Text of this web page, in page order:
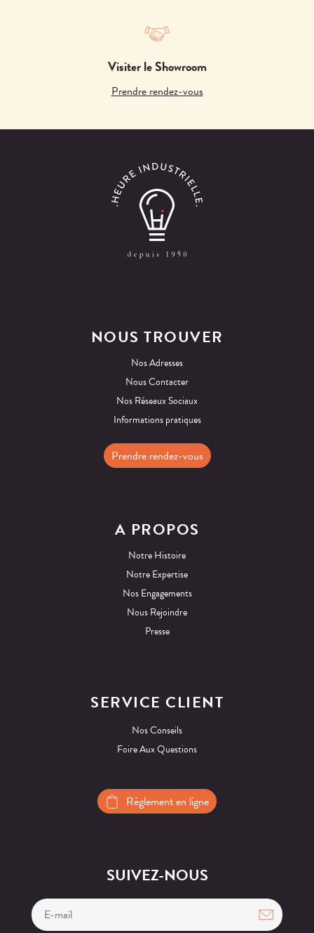
Visiter le Showroom
Prendre rendez-vous
NOUS TROUVER
Nos Adresses
Nous Contacter
Nos Réseaux Sociaux
Informations pratiques
Prendre rendez-vous
A PROPOS
Notre Histoire
Notre Expertise
Nos Engagements
Nous Rejoindre
Presse
SERVICE CLIENT
Nos Conseils
Foire Aux Questions
Règlement en ligne
SUIVEZ-NOUS